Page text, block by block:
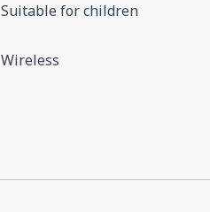
Suitable for children
Wireless